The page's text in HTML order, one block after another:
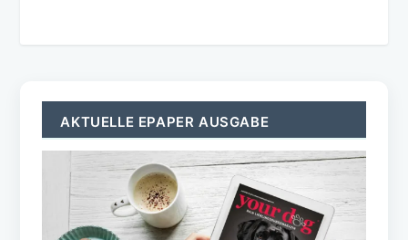
AKTUELLE EPAPER AUSGABE